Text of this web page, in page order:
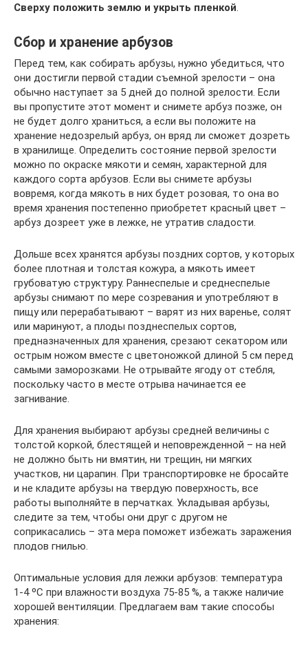
Сверху положить землю и укрыть пленкой.
Сбор и хранение арбузов
Перед тем, как собирать арбузы, нужно убедиться, что
они достигли первой стадии съемной зрелости – она
обычно наступает за 5 дней до полной зрелости. Если
вы пропустите этот момент и снимете арбуз позже, он
не будет долго храниться, а если вы положите на
хранение недозрелый арбуз, он вряд ли сможет дозреть
в хранилище. Определить состояние первой зрелости
можно по окраске мякоти и семян, характерной для
каждого сорта арбузов. Если вы снимете арбузы
вовремя, когда мякоть в них будет розовая, то она во
время хранения постепенно приобретет красный цвет –
арбуз дозреет уже в лежке, не утратив сладости.
Дольше всех хранятся арбузы поздних сортов, у которых
более плотная и толстая кожура, а мякоть имеет
грубоватую структуру. Раннеспелые и среднеспелые
арбузы снимают по мере созревания и употребляют в
пищу или перерабатывают – варят из них варенье, солят
или маринуют, а плоды позднеспелых сортов,
предназначенных для хранения, срезают секатором или
острым ножом вместе с цветоножкой длиной 5 см перед
самыми заморозками. Не отрывайте ягоду от стебля,
поскольку часто в месте отрыва начинается ее
загнивание.
Для хранения выбирают арбузы средней величины с
толстой коркой, блестящей и неповрежденной – на ней
не должно быть ни вмятин, ни трещин, ни мягких
участков, ни царапин. При транспортировке не бросайте
и не кладите арбузы на твердую поверхность, все
работы выполняйте в перчатках. Укладывая арбузы,
следите за тем, чтобы они друг с другом не
соприкасались – эта мера поможет избежать заражения
плодов гнилью.
Оптимальные условия для лежки арбузов: температура
1-4 ºC при влажности воздуха 75-85 %, а также наличие
хорошей вентиляции. Предлагаем вам такие способы
хранения: